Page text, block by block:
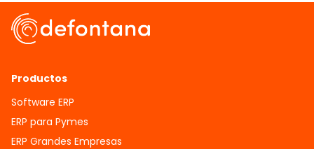
Productos
Software ERP
ERP para Pymes
ERP Grandes Empresas